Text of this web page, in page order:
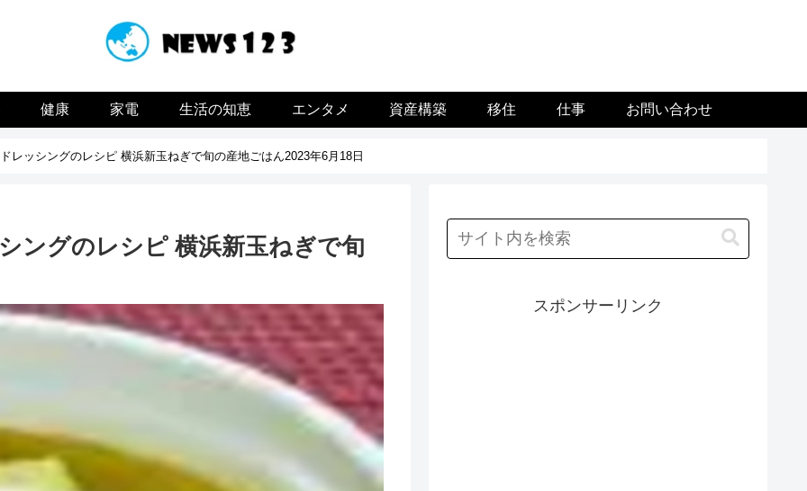
健康 家電 生活の知恵 エンタメ 資産構築 移住 仕事 お問い合わせ
レッシングのレシピ 横浜新玉ねぎで旬の産地ごはん2023年6月18日
ングのレシピ 横浜新玉ねぎで旬
スポンサーリンク